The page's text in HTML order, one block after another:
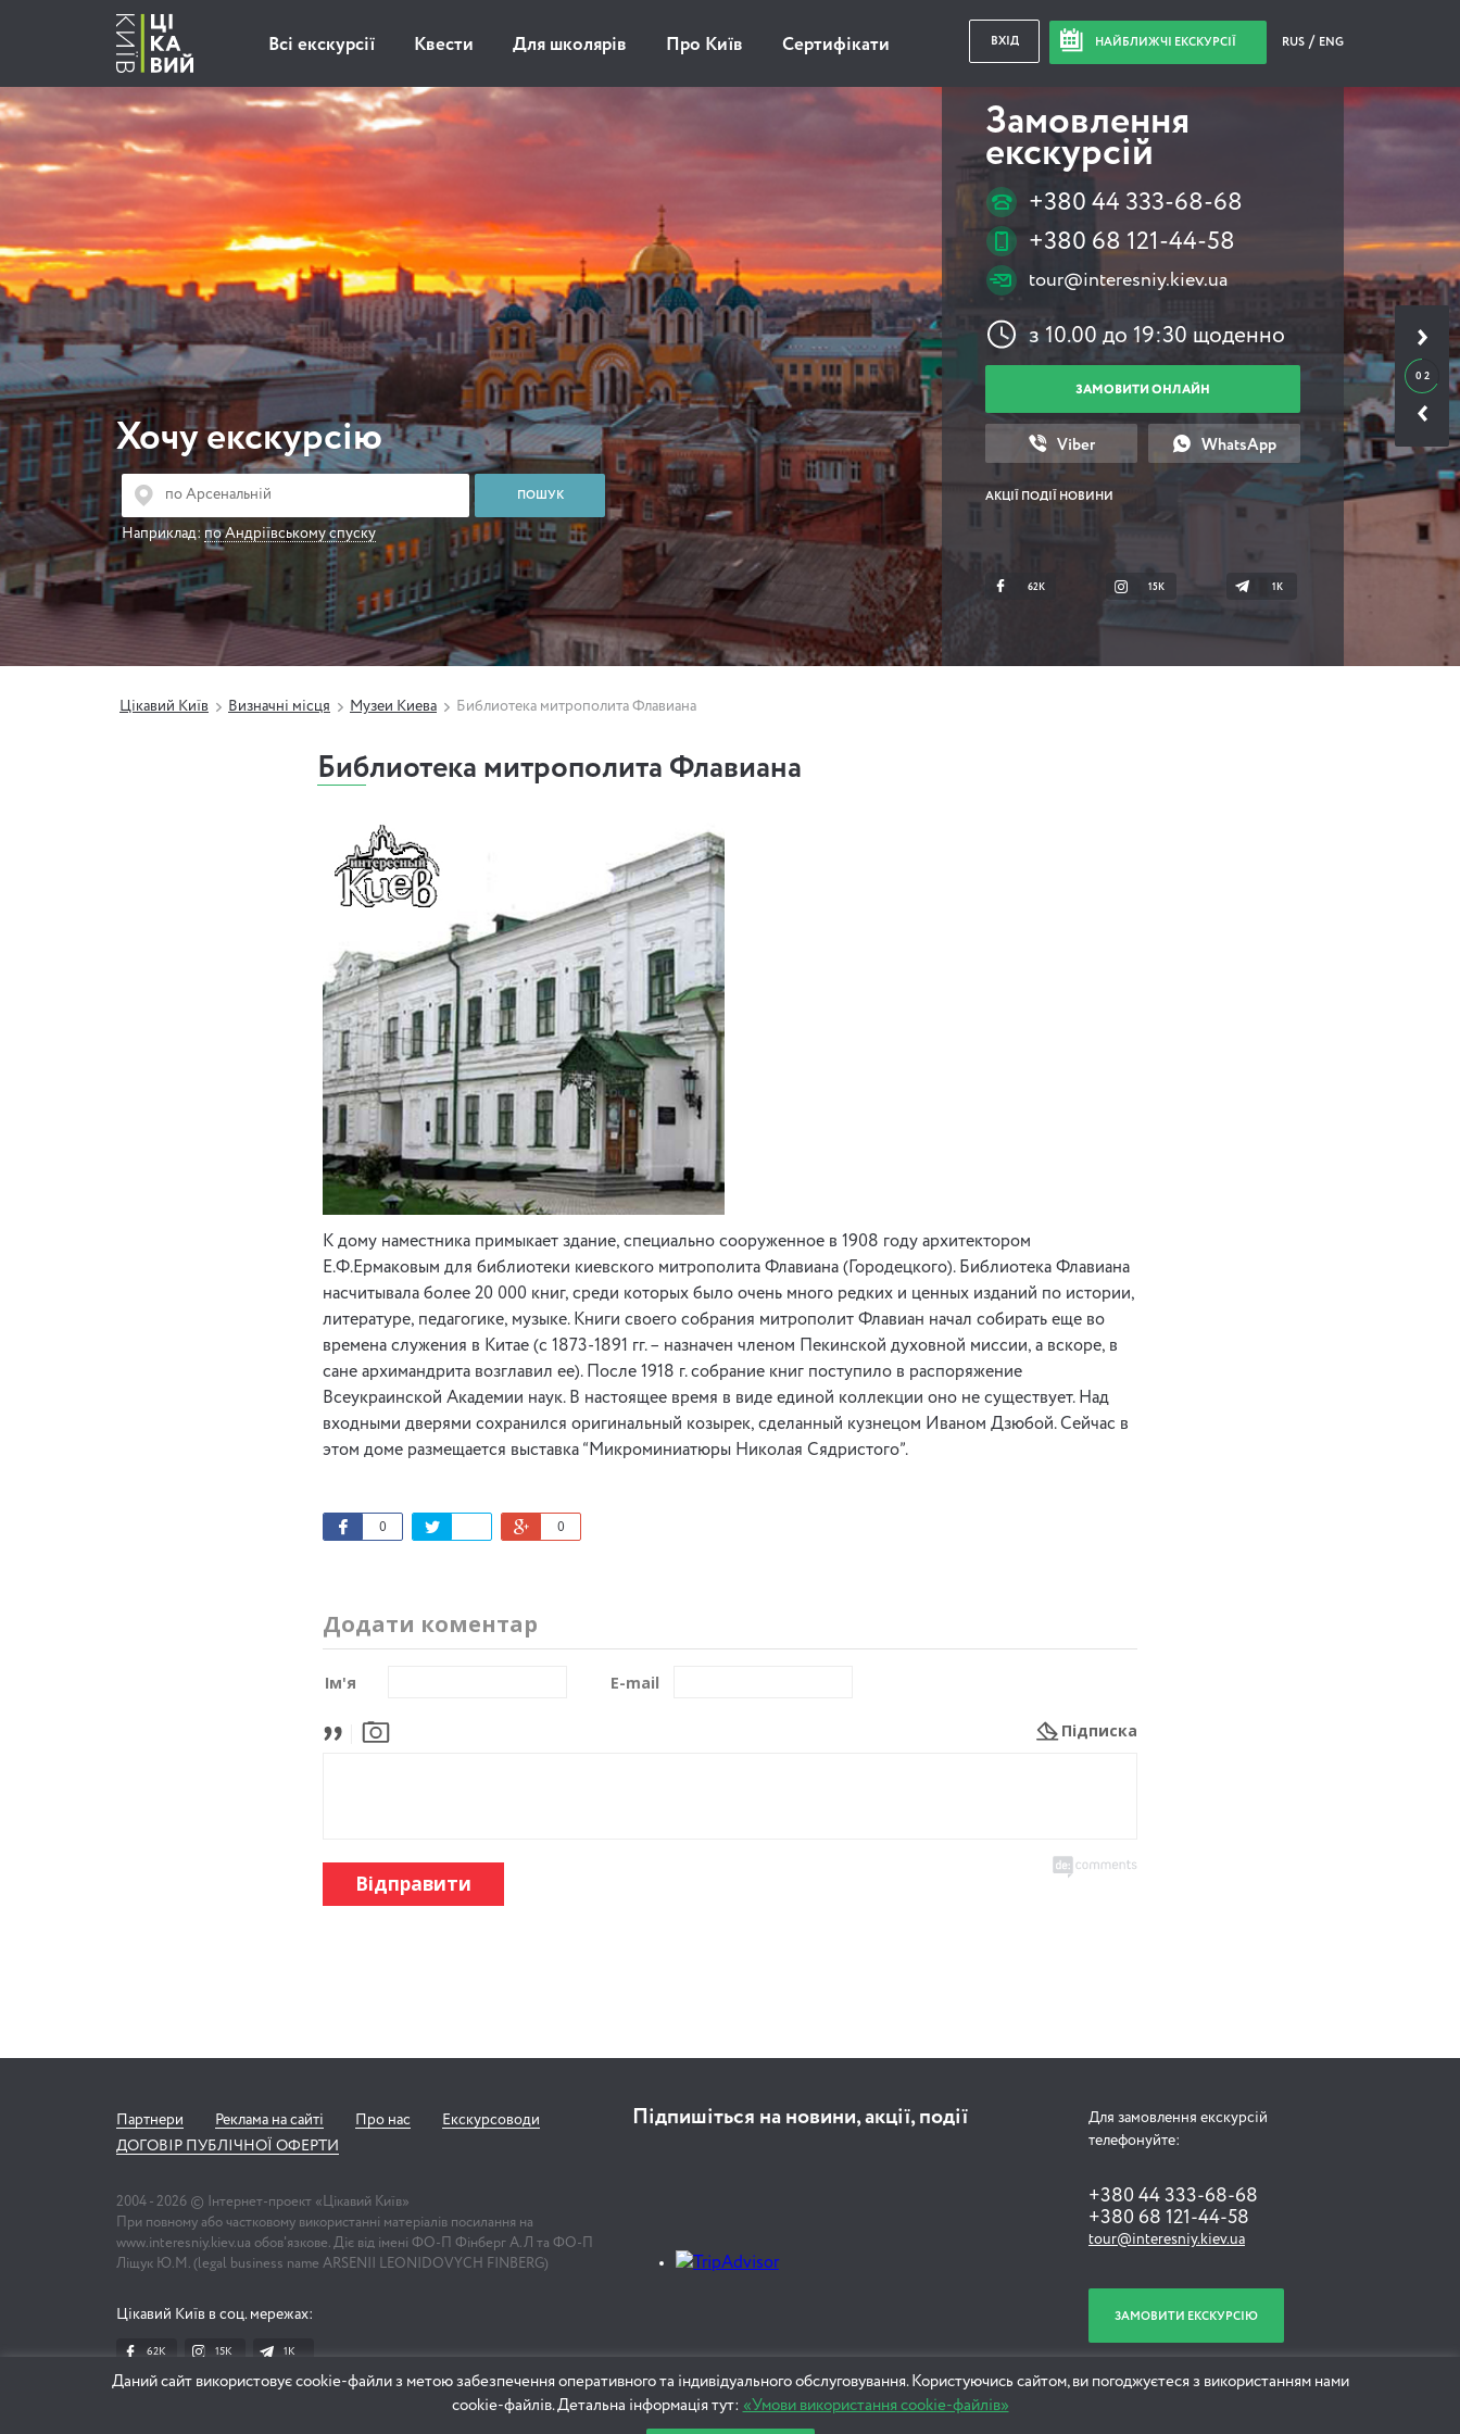
Даний сайт використовує cookie-файли з метою забезпечення оперативного та індивідуального обслуговування. Користуючись сайтом, ви погоджуєтеся з використанням нами
cookie-файлів. Детальна інформація тут: «Умови використання cookie-файлів»
Всі екскурсії Квести Для школярів Про Київ Сертифікати ВХІД НАЙБЛИЖЧІ ЕКСКУРСІЇ RUS ENG
0 2
Хочу екскурсію
Наприклад: по Андріївському спуску
Замовлення
екскурсій
+380 44 333-68-68
+380 68 121-44-58
tour@interesniy.kiev.ua
з 10.00 до 19:30 щоденно
ЗАМОВИТИ ОНЛАЙН
Viber WhatsApp
АКЦІЇ ПОДІЇ НОВИНИ
62K 15K 1К
Цікавий Київ Визначні місця Музеи Киева Библиотека митрополита Флавиана
Библиотека митрополита Флавиана
К дому наместника примыкает здание, специально сооруженное в 1908 году архитектором
Е.Ф.Ермаковым для библиотеки киевского митрополита Флавиана (Городецкого). Библиотека Флавиана
насчитывала более 20 000 книг, среди которых было очень много редких и ценных изданий по истории,
литературе, педагогике, музыке. Книги своего собрания митрополит Флавиан начал собирать еще во
времена служения в Китае (с 1873-1891 гг. – назначен членом Пекинской духовной миссии, а вскоре, в
сане архимандрита возглавил ее). После 1918 г. собрание книг поступило в распоряжение
Всеукраинской Академии наук. В настоящее время в виде единой коллекции оно не существует. Над
входными дверями сохранился оригинальный козырек, сделанный кузнецом Иваном Дзюбой. Сейчас в
этом доме размещается выставка “Микроминиатюры Николая Сядристого”.
0 0
Додати коментар
Ім'я E-mail
Підписка
Відправити
Партнери Реклама на сайті Про нас
Екскурсоводи
ДОГОВІР ПУБЛІЧНОЇ ОФЕРТИ
2004 - 2026 © Інтернет-проект «Цікавий Київ»
При повному або частковому використанні матеріалів посилання на
www.interesniy.kiev.ua обов'язкове. Діє від імені ФО-П Фінберг А.Л та ФО-П
Ліщук Ю.М. (legal business name ARSENII LEONIDOVYCH FINBERG)
Цікавий Київ в соц. мережах:
62K 15K 1К
Підпишіться на новини, акції, події
Для замовлення екскурсій
телефонуйте:
+380 44 333-68-68
+380 68 121-44-58
tour@interesniy.kiev.ua
ЗАМОВИТИ ЕКСКУРСІЮ